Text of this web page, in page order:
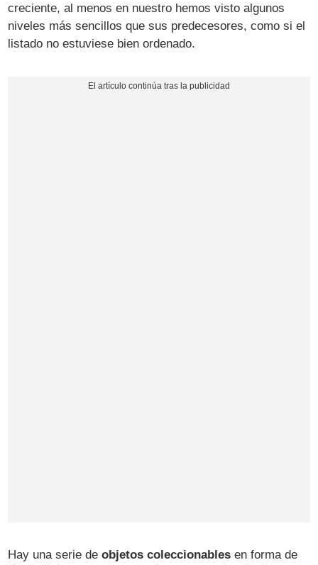
creciente, al menos en nuestro hemos visto algunos
niveles más sencillos que sus predecesores, como si el
listado no estuviese bien ordenado.
Hay una serie deobjetos coleccionables en forma de